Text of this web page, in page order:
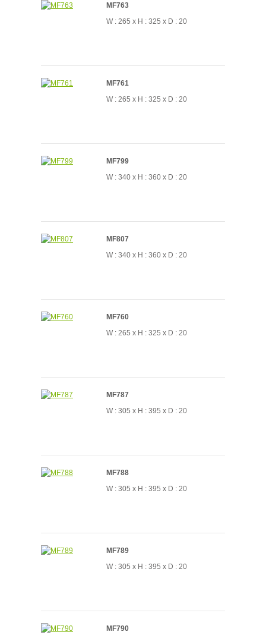
MF763
W : 265 x H : 325 x D : 20
MF761
W : 265 x H : 325 x D : 20
MF799
W : 340 x H : 360 x D : 20
MF807
W : 340 x H : 360 x D : 20
MF760
W : 265 x H : 325 x D : 20
MF787
W : 305 x H : 395 x D : 20
MF788
W : 305 x H : 395 x D : 20
MF789
W : 305 x H : 395 x D : 20
MF790